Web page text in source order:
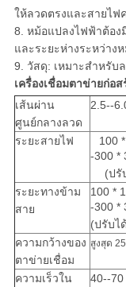
ให้ลวดตรงและสายไฟ
8. หม้อแปลงไฟฟ้าต้อง
และระยะห่างระหว่าง
9. วัสดุ: เหมาะสำหรับ
เครื่องเชื่อมตาข่ายก่อ
เส้นผ่าน
ศูนย์กลางลวด
2.5--
ระยะสายไฟ
100
-300 *
(ปรั
ระยะทางข้าม
สาย
100 *
-300 *
(ปรับไ
ความกว้างของ
ตาข่ายเชื่อม
สูงสุด
ความเร็วใน
40--70